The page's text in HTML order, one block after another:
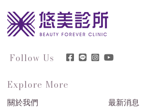
Follow Us
Explore More
關於我們 最新消息